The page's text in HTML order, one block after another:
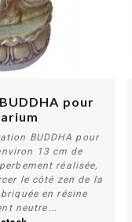
pour
BUDDHA pour
13 cm de
réalisée,
le côté zen de la
en résine
neutre...